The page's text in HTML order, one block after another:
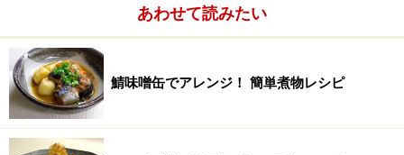
果物をグラニュー糖にまぶしてしばらく置くと、グラニ
ュー糖がしみこみ、果汁が出てきます。それを火にかけ
るとジャムができます。保存性を保つなら砂糖は少し多
めで、じっくり煮込み。早く食べきるなら砂糖を少なく
して短時間煮込みで、ピュアな味わいを。
あわせて読みたい
鯖味噌缶でアレンジ！ 簡単煮物レシピ